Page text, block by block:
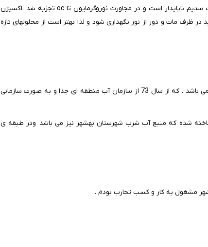
کنندگی د اشته زیرا یک سفید کننده کلر دار می باشد . محلول هیپوکلریت سدیم ناپایدار است و در مجاورت نوروگرمایون تا oc تجزیه شد ،اکسیژن
ظرف مات و دور از نور نگهداری شود و لذا بهتر است از محلولهای تازه
اداره آب و فاضلاب بهشهر که زیر مجموعه آب و فاضلاب استان مازندران می باشد . که از سال 73 از سازمان آب منطقه ای جدا و به صورت سازمانی
شده که منبع آب شرب شهرستان بهشهر نیز می باشد ودر طبقه ی
مشغول به کار و کسب تجارب بودم .